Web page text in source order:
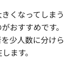
くなってしまう
おすすめです。
少人数に分けら
ます。